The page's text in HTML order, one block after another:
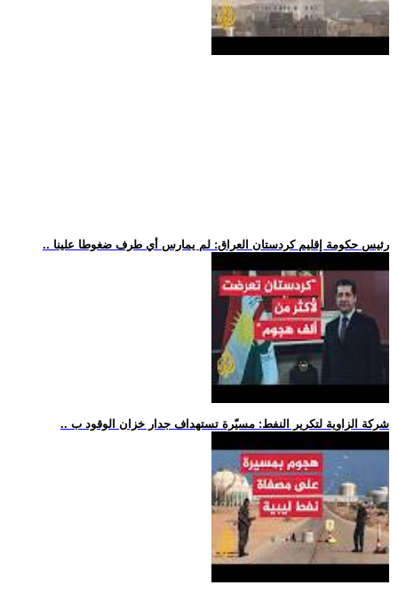
.. رئيس حكومة إقليم كردستان العراق: لم يمارس أي طرف ضغوطا علينا
.. شركة الزاوية لتكرير النفط: مسيّرة تستهداف جدار خزان الوقود ب